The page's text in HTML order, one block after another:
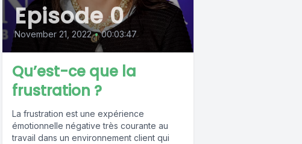
Episode 0
November 21, 2022 • 00:03:47
Qu’est-ce que la
frustration ?
La frustration est une expérience
émotionnelle négative très courante au
travail dans un environnement client qui